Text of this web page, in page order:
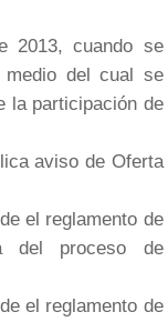
2013, cuando se
del cual se
la participación de
aviso de Oferta
el reglamento de
del proceso de
el reglamento de